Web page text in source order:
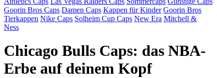
Goorin Bros Caps Damen Caps Kappen für Kinder Goorin Bros
Tierkappen Nike Caps Solheim Cup Caps New Era Mitchell &
Ness
Chicago Bulls Caps: das NBA-
Erbe auf deinem Kopf